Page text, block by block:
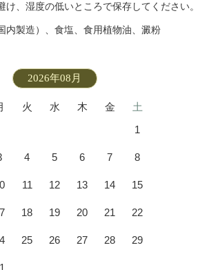
け、湿度の低いところで保存してください。
内製造）、食塩、食用植物油、澱粉
2026年08月
火 水 木 金
土
1
4 5 6 7 8
11 12 13 14 15
18 19 20 21 22
25 26 27 28 29